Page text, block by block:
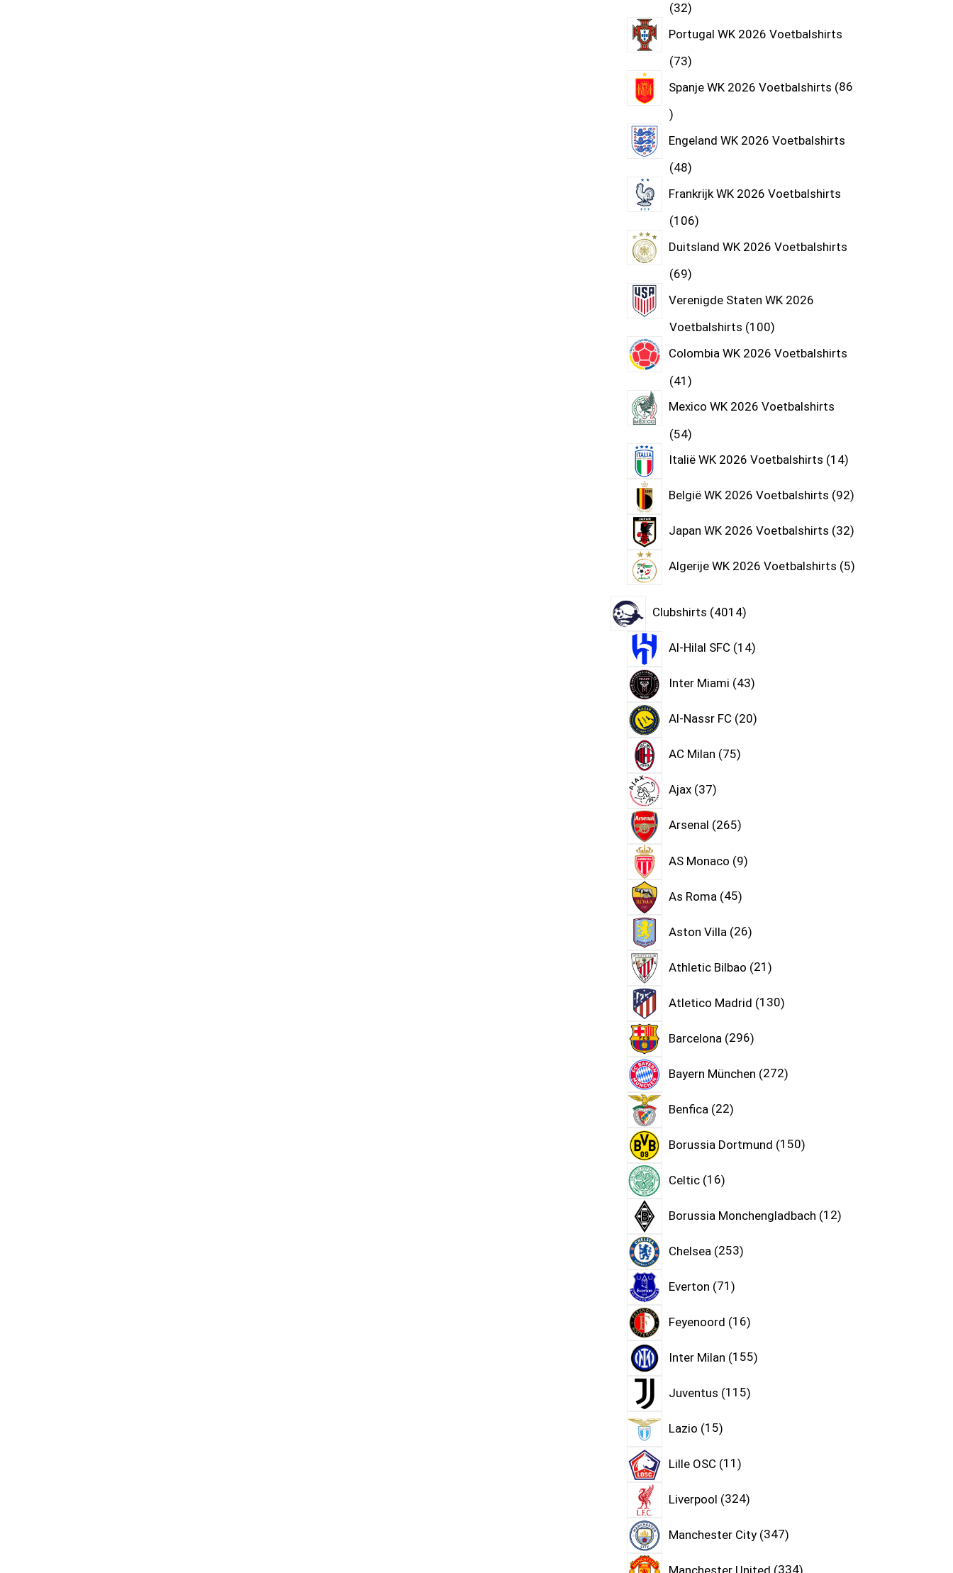
32
Portugal WK 2026 Voetbalshirts
73
Spanje WK 2026 Voetbalshirts 86
Engeland WK 2026 Voetbalshirts
48
Frankrijk WK 2026 Voetbalshirts
106
Duitsland WK 2026 Voetbalshirts
69
Verenigde Staten WK 2026
Voetbalshirts 100
Colombia WK 2026 Voetbalshirts
41
Mexico WK 2026 Voetbalshirts
54
Italië WK 2026 Voetbalshirts 14
België WK 2026 Voetbalshirts 92
Japan WK 2026 Voetbalshirts 32
Algerije WK 2026 Voetbalshirts 5
Clubshirts 4014
Al-Hilal SFC 14
Inter Miami 43
Al-Nassr FC 20
AC Milan 75
Ajax 37
Arsenal 265
AS Monaco 9
As Roma 45
Aston Villa 26
Athletic Bilbao 21
Atletico Madrid 130
Barcelona 296
Bayern München 272
Benfica 22
Borussia Dortmund 150
Celtic 16
Borussia Monchengladbach 12
Chelsea 253
Everton 71
Feyenoord 16
Inter Milan 155
Juventus 115
Lazio 15
Lille OSC 11
Liverpool 324
Manchester City 347
Manchester United 334